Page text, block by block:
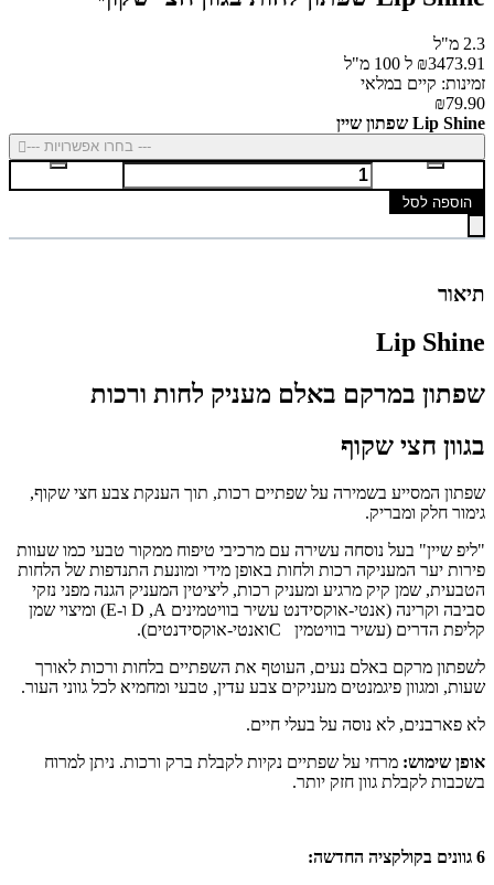
2.3 מ"ל
₪3473.91 ל 100 מ"ל
זמינות: קיים במלאי
₪79.90
Lip Shine שפתון שיין
--- בחרו אפשרויות ---
הוספה לסל
תיאור
Lip Shine
שפתון במרקם באלם מעניק לחות ורכות
בגוון חצי שקוף
שפתון המסייע בשמירה על שפתיים רכות, תוך הענקת צבע חצי שקוף,
גימור חלק ומבריק.
"ליפ שיין" בעל נוסחה עשירה עם מרכיבי טיפוח ממקור טבעי כמו שעוות
פירות יער המעניקה רכות ולחות באופן מידי ומונעת התנדפות של הלחות
הטבעית, שמן קיק מרגיע ומעניק רכות, ליציטין המעניק הגנה מפני נזקי
סביבה וקרינה (אנטי-אוקסידנט עשיר בוויטמינים A
,
D ו-(E ומיצוי שמן
קליפת הדרים (עשיר בוויטמין Cואנטי-אוקסידנטים).
לשפתון מרקם באלם נעים, העוטף את השפתיים בלחות ורכות לאורך
שעות, ומגוון פיגמנטים מעניקים צבע עדין, טבעי ומחמיא לכל גווני העור.
לא פארבנים, לא נוסה על בעלי חיים.
אופן שימוש: מרחי על שפתיים נקיות לקבלת ברק ורכות. ניתן למרוח
בשכבות לקבלת גוון חזק יותר.
6 גוונים בקולקציה החדשה: